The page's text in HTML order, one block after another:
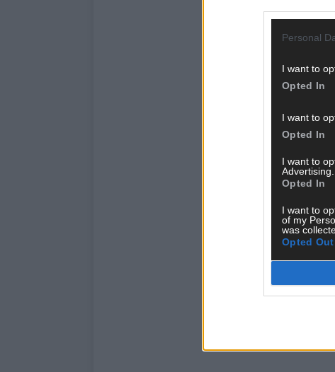
Personal
I want to
Opted In
I want to
Opted In
I want to
Advertising.
Opted In
I want to
of my
was
Opted Out